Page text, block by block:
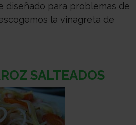
diseñado para problemas de
la vinagreta de
SALTEADOS